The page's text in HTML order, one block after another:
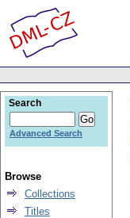
Search
Advanced Search
Browse
Collections
Titles